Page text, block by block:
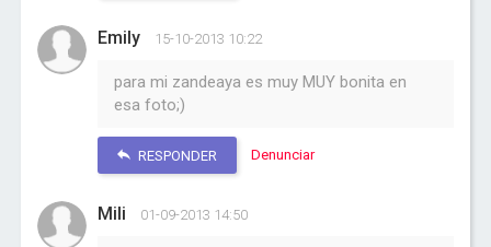
Emily 15-10-2013 10:22
para mi zandeaya es muy MUY bonita en
esa foto;)
RESPONDER Denunciar
Mili 01-09-2013 14:50